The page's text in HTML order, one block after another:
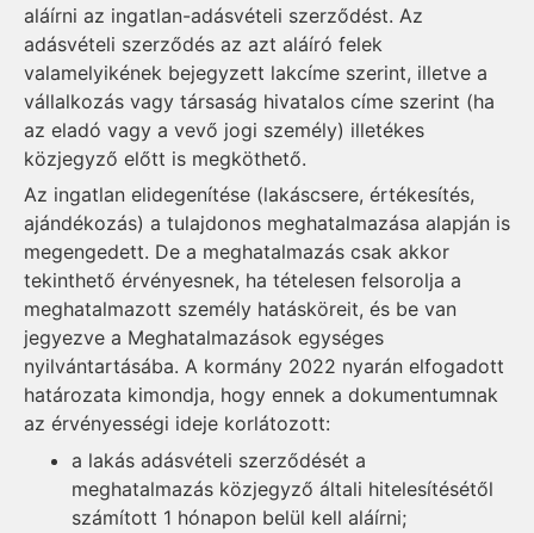
aláírni az ingatlan-adásvételi szerződést. Az
adásvételi szerződés az azt aláíró felek
valamelyikének bejegyzett lakcíme szerint, illetve a
vállalkozás vagy társaság hivatalos címe szerint (ha
az eladó vagy a vevő jogi személy) illetékes
közjegyző előtt is megköthető.
Az ingatlan elidegenítése (lakáscsere, értékesítés,
ajándékozás) a tulajdonos meghatalmazása alapján is
megengedett. De a meghatalmazás csak akkor
tekinthető érvényesnek, ha tételesen felsorolja a
meghatalmazott személy hatásköreit, és be van
jegyezve a Meghatalmazások egységes
nyilvántartásába. A kormány 2022 nyarán elfogadott
határozata kimondja, hogy ennek a dokumentumnak
az érvényességi ideje korlátozott:
a lakás adásvételi szerződését a
meghatalmazás közjegyző általi hitelesítésétől
számított 1 hónapon belül kell aláírni;